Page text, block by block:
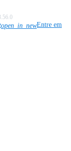
open_in_newEntre em